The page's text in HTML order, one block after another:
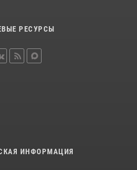
РЕСУРСЫ
ИНФОРМАЦИЯ